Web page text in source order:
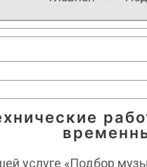
услуге «Подбор